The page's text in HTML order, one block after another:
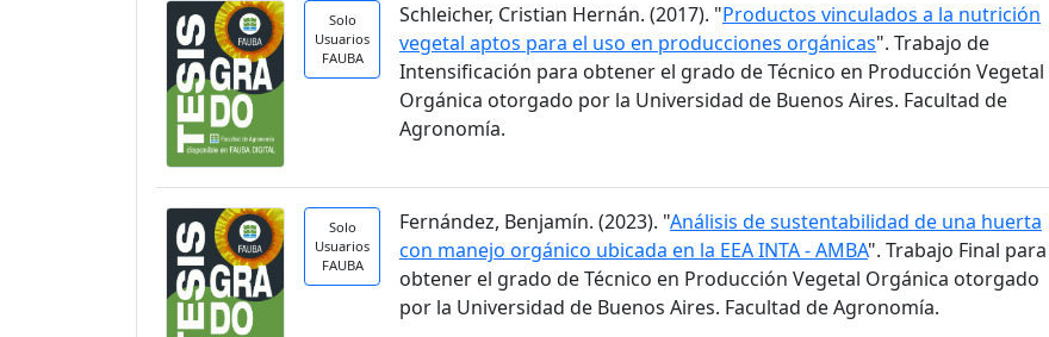
Solo
Usuarios
FAUBA
Schleicher, Cristian Hernán. (2017). "Productos vinculados a la nutrición
vegetal aptos para el uso en producciones orgánicas". Trabajo de
Intensificación para obtener el grado de Técnico en Producción Vegetal
Orgánica otorgado por la Universidad de Buenos Aires. Facultad de
Agronomía.
Solo
Usuarios
FAUBA
Fernández, Benjamín. (2023). "Análisis de sustentabilidad de una huerta
con manejo orgánico ubicada en la EEA INTA - AMBA". Trabajo Final para
obtener el grado de Técnico en Producción Vegetal Orgánica otorgado
por la Universidad de Buenos Aires. Facultad de Agronomía.